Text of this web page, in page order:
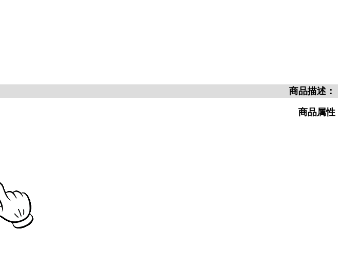
商品描述：
商品属性